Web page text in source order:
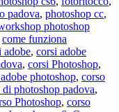
Photoshop®
a
Padova
?
padova, photoshop cc,
photoshop
come funziona
adobe, corsi adobe
, corsi Photoshop,
photoshop, corso
di photoshop padova,
Photoshop, corso